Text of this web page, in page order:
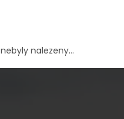
nebyly nalezeny...